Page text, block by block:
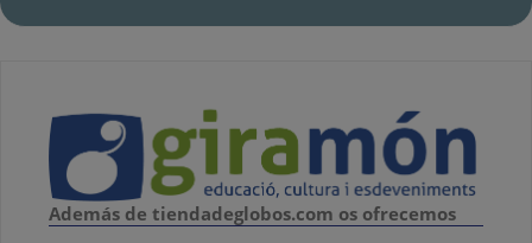
Además de tiendadeglobos.com os ofrecemos